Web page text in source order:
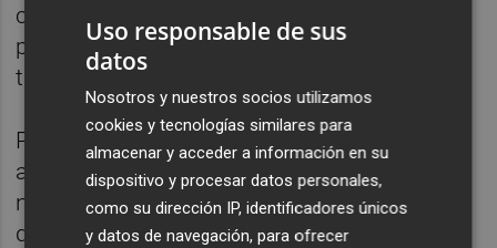
colabora estrechamente, por ser “un
proyecto fundamental para promocionar el
talento y combatir la despoblación”.
Por último el primer edil, ha querido
agradecer “el civismo de todos aquellos que
nos han visitado en el difícil contexto en el
que estamos inmersos, cumpliendo
Uso responsable de sus
datos
Nosotros y nuestros socios utilizamos
cookies y tecnologías similares para
almacenar y acceder a información en su
dispositivo y procesar datos personales,
como su dirección IP, identificadores únicos
y datos de navegación, para ofrecer